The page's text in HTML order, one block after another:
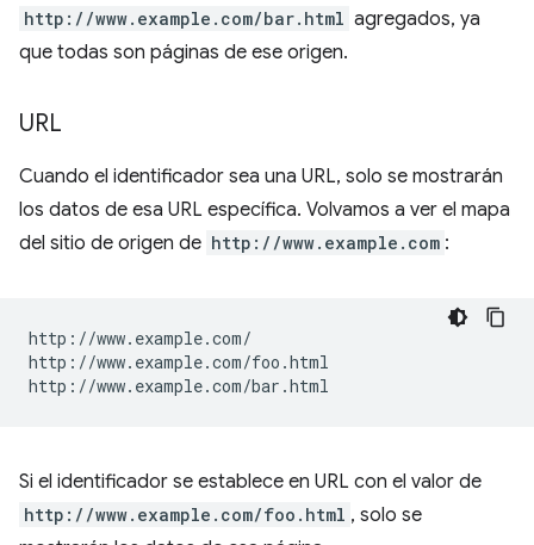
http://www.example.com/bar.html agregados, ya
que todas son páginas de ese origen.
URL
Cuando el identificador sea una URL, solo se mostrarán
los datos de esa URL específica. Volvamos a ver el mapa
del sitio de origen de http://www.example.com :
http://www.example.com/
http://www.example.com/foo.html
Si el identificador se establece en URL con el valor de
http://www.example.com/foo.html , solo se